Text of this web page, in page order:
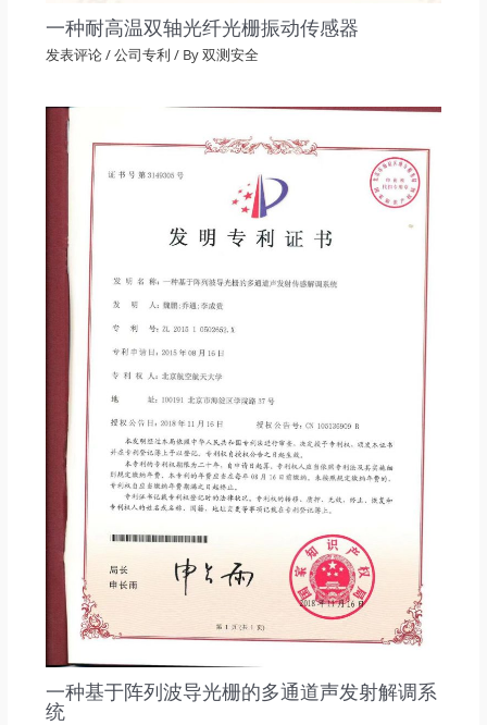
一种耐高温双轴光纤光栅振动传感器
发表评论/公司专利 / By双测安全
一种基于阵列波导光栅的多通道声发射解调系
统